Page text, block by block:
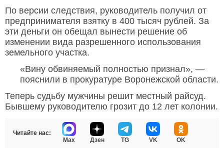
По версии следствия, руководитель получил от
предпринимателя взятку в 400 тысяч рублей. За
эти деньги он обещал вынести решение об
изменении вида разрешенного использования
земельного участка.
«Вину обвиняемый полностью признал», —
пояснили в прокуратуре Воронежской области.
Теперь судьбу мужчины решит местный райсуд.
Бывшему руководителю грозит до 12 лет колонии.
Читайте нас:
Max
Дзен TG VK OK